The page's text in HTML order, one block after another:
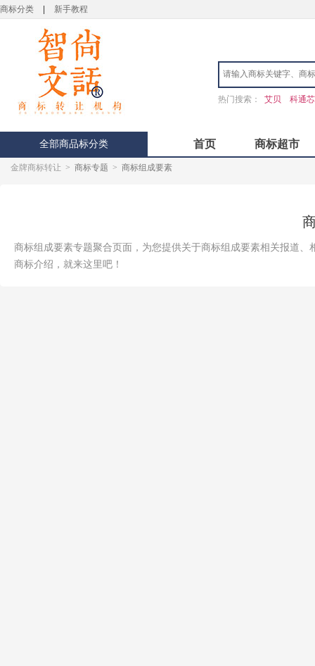
商标分类 新手教程
热门搜索： 艾贝 科通
全部商品标分类 首页 商标超市
金牌商标转让 > 商标专题 > 商标组成要素
商标组成要素专题聚合页面，为您提供关于商标组成要素相关报道
商标介绍，就来这里吧！